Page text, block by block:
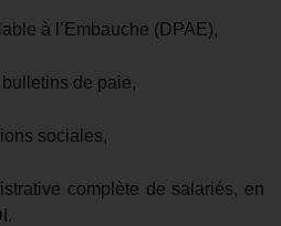
à l’Embauche (DPAE),
bulletins de paie,
sociales,
complète de salariés, en